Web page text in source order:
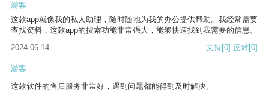
游客
这款app就像我的私人助理，随时随地为我的办公提供帮助。我经常需要
查找资料，这款app的搜索功能非常强大，能够快速找到我需要的信息。
2024-06-14
支持[0] 反对[0]
游客
这款软件的售后服务非常好，遇到问题都能得到及时解决。